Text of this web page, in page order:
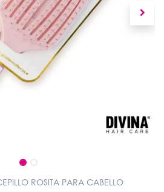
ROSITA PARA CABELLO